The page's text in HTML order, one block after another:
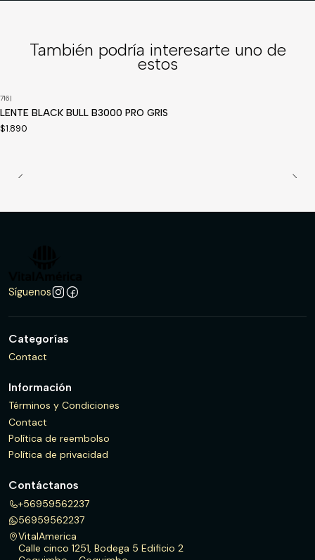
También podría interesarte uno de
estos
716|
LENTE BLACK BULL B3000 PRO GRIS
$1.890
Síguenos
Categorías
Contact
Información
Términos y Condiciones
Contact
Política de reembolso
Política de privacidad
Contáctanos
+56959562237
56959562237
VitalAmerica
Calle cinco 1251, Bodega 5 Edificio 2